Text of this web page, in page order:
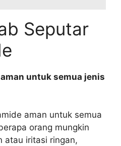
Seputar
untuk semua jenis
aman untuk semua
orang mungkin
atau iritasi ringan,